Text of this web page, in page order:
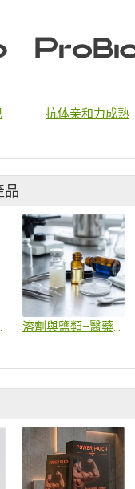
抗体亲和力成熟
品
療針劑 溶劑與鹽類–醫藥輔料